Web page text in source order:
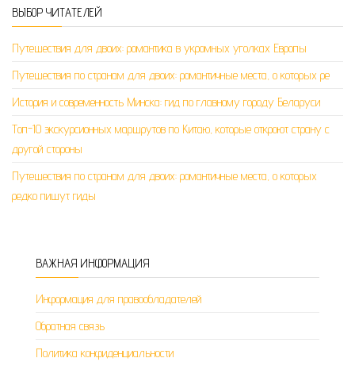
ВЫБОР ЧИТАТЕЛЕЙ
Путешествия для двоих: романтика в укромных уголках Европы
Путешествия по странам для двоих: романтичные места, о которых ре
История и современность Минска: гид по главному городу Беларуси
Топ-10 экскурсионных маршрутов по Китаю, которые откроют страну с
другой стороны
Путешествия по странам для двоих: романтичные места, о которых
редко пишут гиды
ВАЖНАЯ ИНФОРМАЦИЯ
Информация для правообладателей
Обратная связь
Политика конфиденциальности